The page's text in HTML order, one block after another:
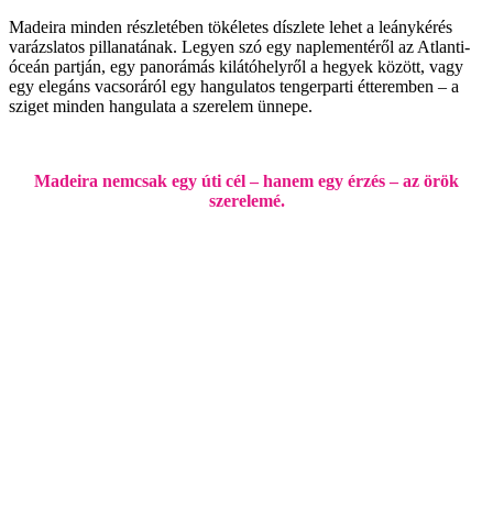
Madeira minden részletében tökéletes díszlete lehet a leánykérés
varázslatos pillanatának. Legyen szó egy naplementéről az Atlanti-
óceán partján, egy panorámás kilátóhelyről a hegyek között, vagy
egy elegáns vacsoráról egy hangulatos tengerparti étteremben – a
sziget minden hangulata a szerelem ünnepe.
Madeira nemcsak egy úti cél – hanem egy érzés – az örök
szerelemé.